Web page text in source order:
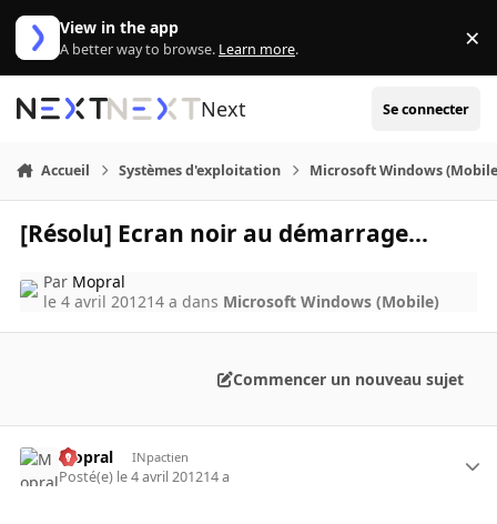
Aller au contenu
View in the app
A better way to browse. Learn more. ×
Next Se connecter
Accueil Systèmes d'exploitation Microsoft Windows
[Résolu] Ecran noir au démarrage...
Par Mopral
le 4 avril 201214 a dans Microsoft Windows (Mobile)
Commencer un nouveau sujet
Mopral INpactien
Posté(e) le 4 avril 201214 a